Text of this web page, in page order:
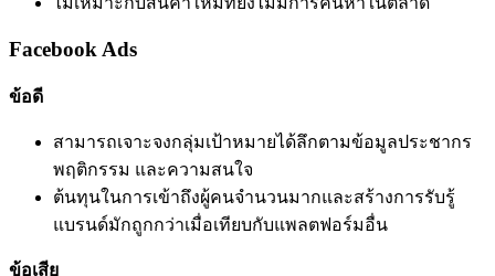
Facebook Ads
ข้อดี
สามารถเจาะจงกลุ่มเป้าหมายได้ลึกตามข้อมูลประชากร
พฤติกรรม และความสนใจ
ต้นทุนในการเข้าถึงผู้คนจำนวนมากและสร้างการรับรู้
แบรนด์มักถูกกว่าเมื่อเทียบกับแพลตฟอร์มอื่น
ข้อเสีย